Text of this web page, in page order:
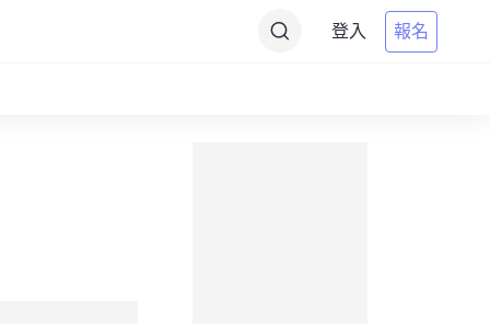
登入 報名